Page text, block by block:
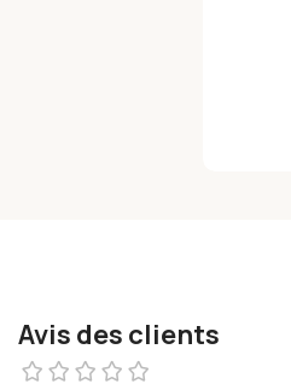
Avis des clients